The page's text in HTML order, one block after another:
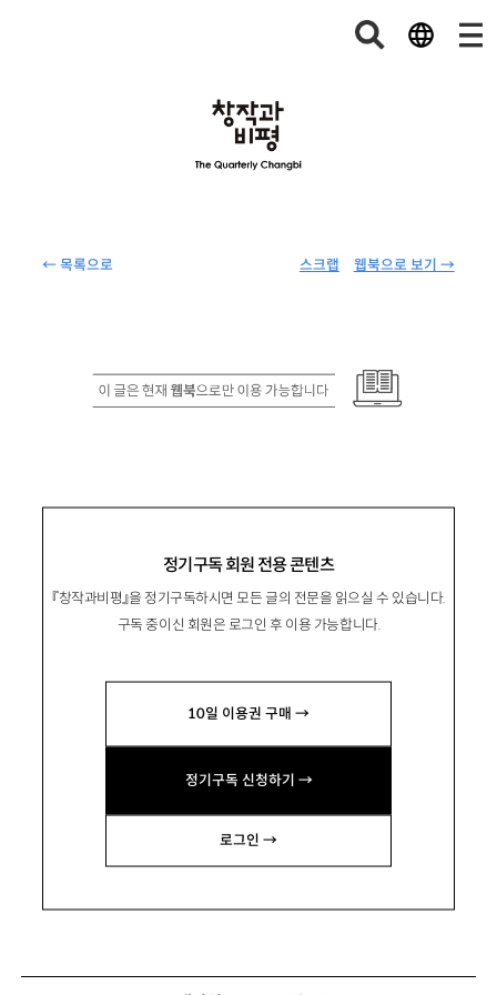
← 목록으로 웹북으로 보기 →
스크랩
정기구독 회원 전용 콘텐츠
『창작과비평』을 정기구독하시면 모든 글의 전문을 읽으실 수 있습니다.
구독 중이신 회원은 로그인 후 이용 가능합니다.
10일 이용권 구매 →
정기구독 신청하기 →
로그인 →